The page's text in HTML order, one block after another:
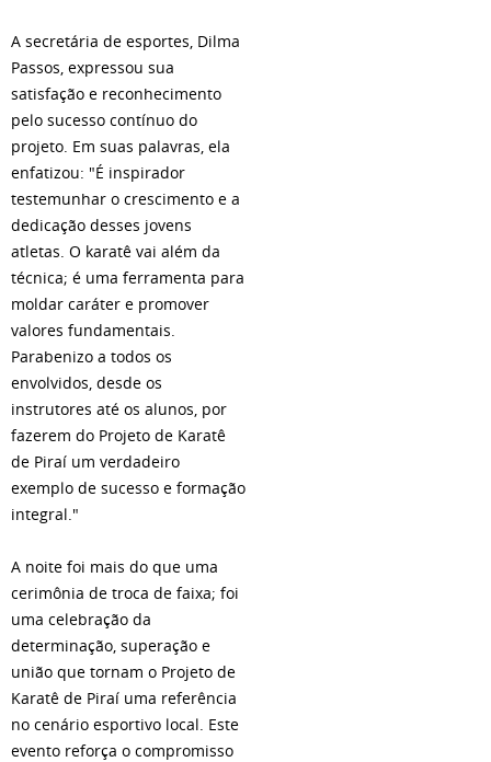
A secretária de esportes, Dilma
Passos, expressou sua
satisfação e reconhecimento
pelo sucesso contínuo do
projeto. Em suas palavras, ela
enfatizou: "É inspirador
testemunhar o crescimento e a
dedicação desses jovens
atletas. O karatê vai além da
técnica; é uma ferramenta para
moldar caráter e promover
valores fundamentais.
Parabenizo a todos os
envolvidos, desde os
instrutores até os alunos, por
fazerem do Projeto de Karatê
de Piraí um verdadeiro
exemplo de sucesso e formação
integral."
A noite foi mais do que uma
cerimônia de troca de faixa; foi
uma celebração da
determinação, superação e
união que tornam o Projeto de
Karatê de Piraí uma referência
no cenário esportivo local. Este
evento reforça o compromisso